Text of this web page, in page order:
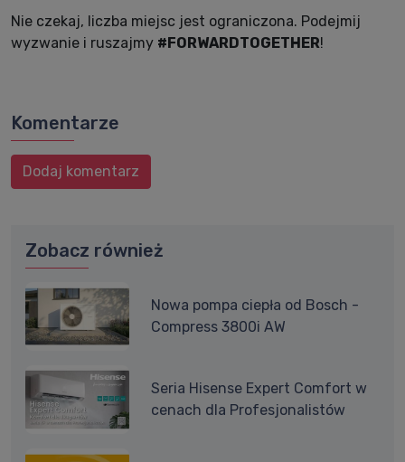
Nie czekaj, liczba miejsc jest ograniczona. Podejmij
wyzwanie i ruszajmy #FORWARDTOGETHER!
Komentarze
Dodaj komentarz
Zobacz również
Nowa pompa ciepła od Bosch -
Compress 3800i AW
Seria Hisense Expert Comfort w
cenach dla Profesjonalistów